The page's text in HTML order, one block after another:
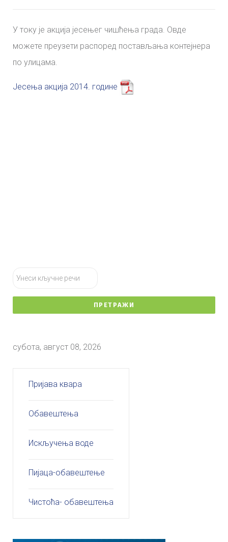
У току је акција јесењег чишћења града. Овде
можете преузети распоред постављања контејнера
по улицама.
Јесења акција 2014. године
тражи...
ПРЕТРАЖИ
субота, август 08, 2026
Пријава квара
Обавештења
Искључења воде
Пијаца-обавештење
Чистоћа- обавештења